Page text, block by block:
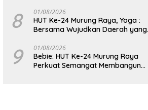
8 01/08/2026
HUT Ke-24 Murung Raya, Yoga :
Bersama Wujudkan Daerah yang
9 01/08/2026
Bebie: HUT Ke-24 Murung Raya
Perkuat Semangat Membangun